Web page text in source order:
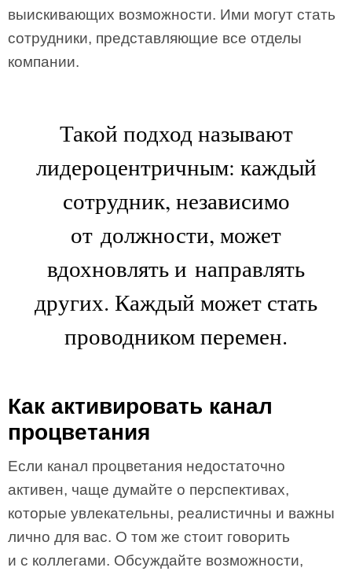
выискивающих возможности. Ими могут стать
сотрудники, представляющие все отделы
компании.
Такой подход называют
лидероцентричным: каждый
сотрудник, независимо
от должности, может
вдохновлять и направлять
других. Каждый может стать
проводником перемен.
Как активировать канал
процветания
Если канал процветания недостаточно
активен, чаще думайте о перспективах,
которые увлекательны, реалистичны и важны
лично для вас. О том же стоит говорить
и с коллегами. Обсуждайте возмож­ности,